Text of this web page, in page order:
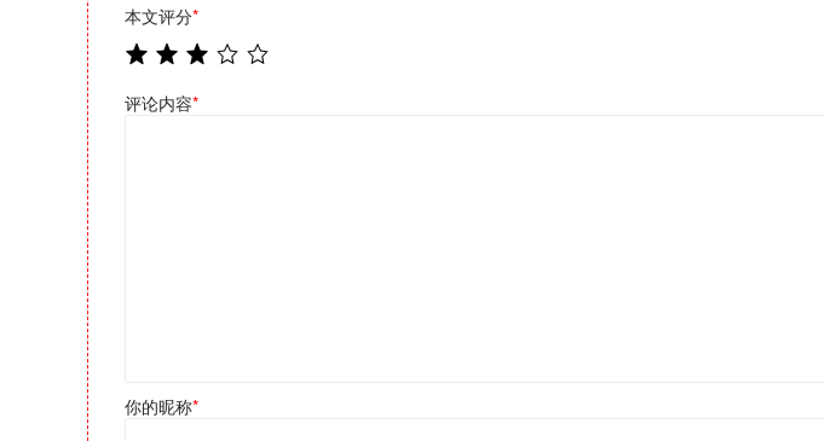
本文评分*
评论内容*
你的昵称*